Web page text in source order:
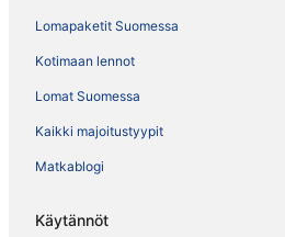
Lomapaketit Suomessa
Kotimaan lennot
Lomat Suomessa
Kaikki majoitustyypit
Matkablogi
Käytännöt